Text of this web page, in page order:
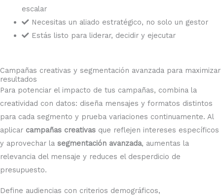
escalar
Necesitas un aliado estratégico, no solo un gestor
Estás listo para liderar, decidir y ejecutar
Campañas creativas y segmentación avanzada para maximizar
resultados
Para potenciar el impacto de tus campañas, combina la
creatividad con datos: diseña mensajes y formatos distintos
para cada segmento y prueba variaciones continuamente. Al
aplicar campañas creativas que reflejen intereses específicos
y aprovechar la segmentación avanzada, aumentas la
relevancia del mensaje y reduces el desperdicio de
presupuesto.
Define audiencias con criterios demográficos,